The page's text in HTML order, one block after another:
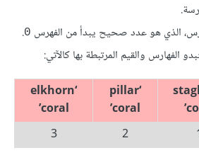
الذي هو عدد صحيح يبدأ من الفهرس 0
.
الفهارس والقيم المرتبطة بها كالآتي:
‘pillar
coral’
‘elkhorn
coral’
2
3